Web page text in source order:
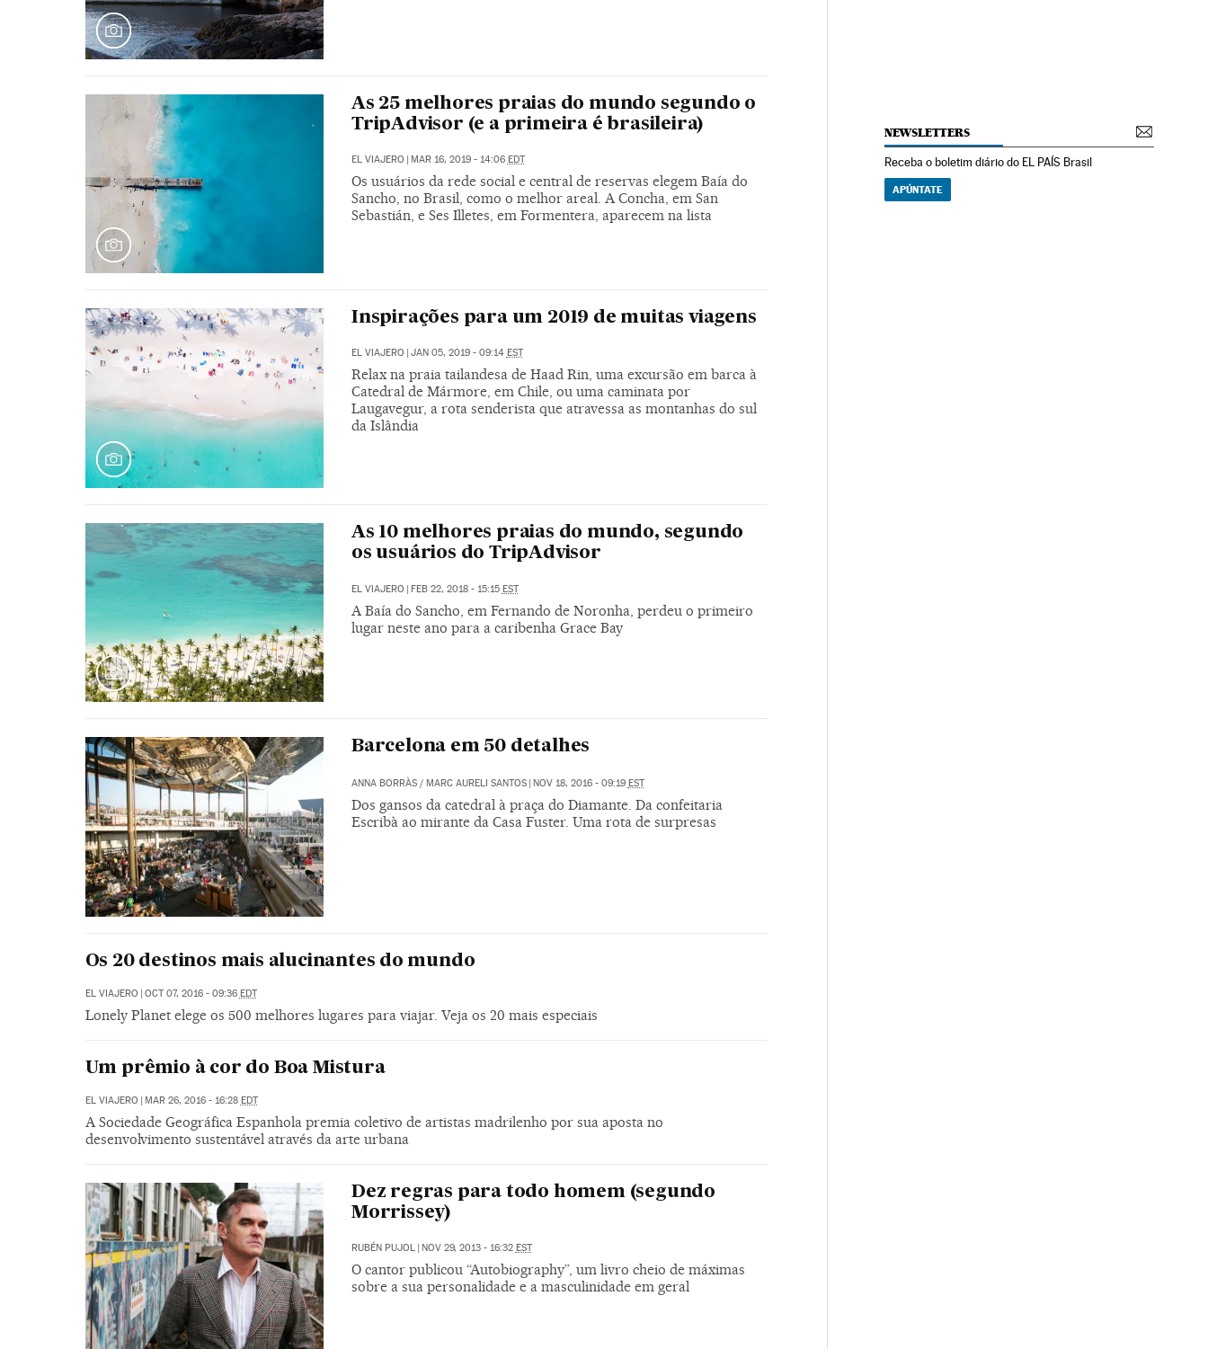
As 25 melhores praias do mundo segundo o
TripAdvisor (e a primeira é brasileira)
EL VIAJERO | MAR 16, 2019 - 14:06 EDT
Os usuários da rede social e central de reservas elegem Baía do
Sancho, no Brasil, como o melhor areal. A Concha, em San
Sebastián, e Ses Illetes, em Formentera, aparecem na lista
Inspirações para um 2019 de muitas viagens
EL VIAJERO JAN 05, 2019 - 09:14 EST
Relax na praia tailandesa de Haad Rin, uma excursão em barca à
Catedral de Mármore, em Chile, ou uma caminata por
Laugavegur, a rota senderista que atravessa as montanhas do sul
da Islândia
As 10 melhores praias do mundo, segundo
os usuários do TripAdvisor
EL VIAJERO | FEB 22, 2018 - 15:15 EST
A Baía do Sancho, em Fernando de Noronha, perdeu o primeiro
lugar neste ano para a caribenha Grace Bay
Barcelona em 50 detalhes
ANNA BORRÀS/ MARC AURELI SANTOS | NOV 18, 2016 - 09:19 EST
Dos gansos da catedral à praça do Diamante. Da confeitaria
Escribà ao mirante da Casa Fuster. Uma rota de surpresas
Os 20 destinos mais alucinantes do mundo
EL VIAJERO | OCT 07, 2016 - 09:36 EDT
Lonely Planet elege os 500 melhores lugares para viajar. Veja os 20 mais especiais
Um prêmio à cor do Boa Mistura
EL VIAJERO | MAR 26, 2016 - 16:28 EDT
A Sociedade Geográfica Espanhola premia coletivo de artistas madrilenho por sua aposta no
desenvolvimento sustentável através da arte urbana
Dez regras para todo homem (segundo
Morrissey)
RUBÉN PUJOL NOV 29, 2013 - 16:32 EST
O cantor publicou “Autobiography”, um livro cheio de máximas
sobre a sua personalidade e a masculinidade em geral
NEWSLETTERS
Receba o boletim diário do EL PAÍS Brasil
APÚNTATE